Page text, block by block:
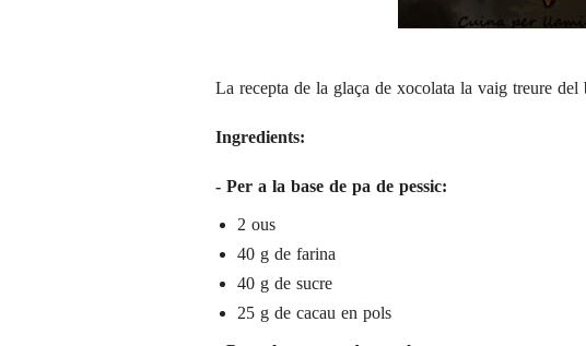
La recepta de la glaça de xocolata la vaig treure del
Ingredients:
- Per a la base de pa de pessic:
2 ous
40 g de farina
40 g de sucre
25 g de cacau en pols